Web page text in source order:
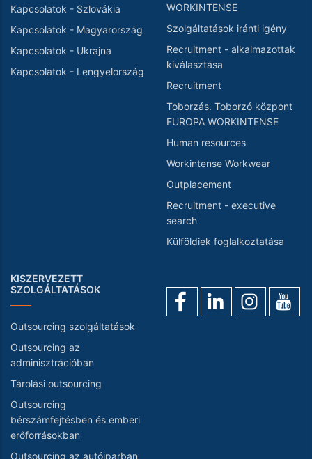
Kapcsolatok - Szlovákia
Kapcsolatok - Magyarország
Kapcsolatok - Ukrajna
Kapcsolatok - Lengyelország
WORKINTENSE
Szolgáltatások iránti igény
Recruitment - alkalmazottak
kiválasztása
Recruitment
Toborzás. Toborzó központ
EUROPA WORKINTENSE
Human resources
Workintense Workwear
Outplacement
Recruitment - executive
search
Külföldiek foglalkoztatása
KISZERVEZETT
SZOLGÁLTATÁSOK
Outsourcing szolgáltatások
Outsourcing az
adminisztrációban
Tárolási outsourcing
Outsourcing
bérszámfejtésben és emberi
erőforrásokban
Outsourcing az autóiparban